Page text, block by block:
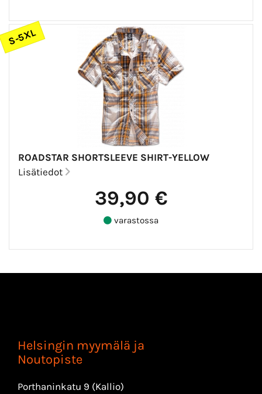
S-5XL
ROADSTAR SHORTSLEEVE SHIRT-YELLOW
Lisätiedot
39,90 €
varastossa
Helsingin myymälä ja
Noutopiste
Porthaninkatu 9 (Kallio)